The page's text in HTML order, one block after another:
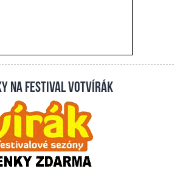
na festival Votvírák